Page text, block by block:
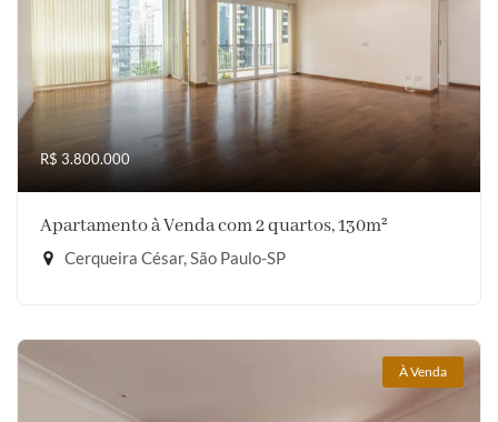
R$ 3.800.000
Apartamento à Venda com 2 quartos, 130m²
Cerqueira César, São Paulo-SP
À Venda